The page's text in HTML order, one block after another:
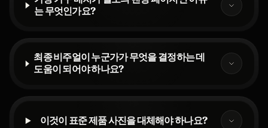
는 무엇인가요?
최종 비주얼이 누군가가 무엇을 결정하는 데
도움이 되어야 하나요?
이것이 표준 제품 사진을 대체해야 하나요?